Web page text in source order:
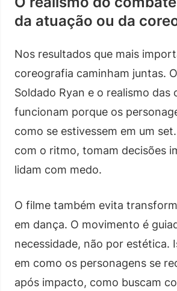
da atuação ou da
Nos resultados que mais
coreografia caminham juntas.
Soldado Ryan e o realismo das
funcionam porque os
como se estivessem em um
com o ritmo, tomam decisões
lidam com medo.
O filme também evita
em dança. O movimento é
necessidade, não por estética.
em como os personagens se
após impacto, como buscam